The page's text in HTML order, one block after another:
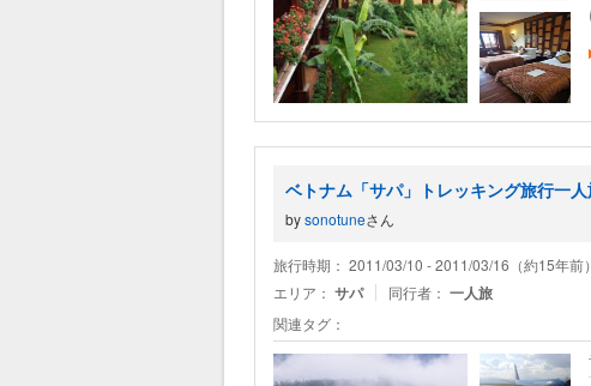
ベトナム「サパ」トレッキング旅行一
bysonotuneさん
旅行時期： 2011/03/10 - 2011/03/16（約15年前）
エリア： サパ 同行者： 一人旅
関連タグ：